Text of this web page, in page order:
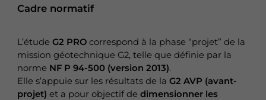
Cadre normatif
L’étude G2 PRO correspond à la phase “projet” de la
mission géotechnique G2, telle que définie par la
norme NF P 94-500 (version 2013).
Elle s’appuie sur les résultats de la G2 AVP (avant-
projet) et a pour objectif de dimensionner les